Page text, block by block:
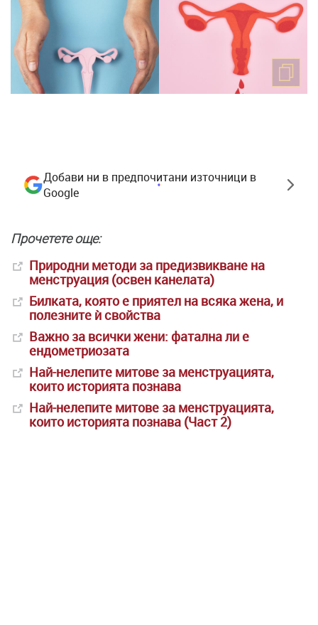
Добави ни в предпочитани източници в
Google
Прочетете още:
Природни методи за предизвикване на
менструация (освен канелата)
Билката, която е приятел на всяка жена, и
полезните ѝ свойства
Важно за всички жени: фатална ли е
ендометриозата
Нaй-нелепите митове за менструацията,
които историята познава
Нaй-нелепите митове за менструацията,
които историята познава (Част 2)